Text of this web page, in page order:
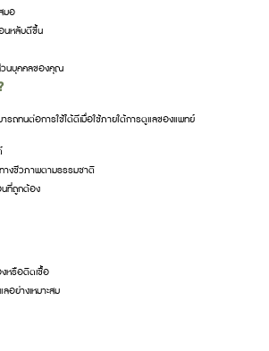
มอ
นหลับดีขึ้น
นบุคคลของคุณ
รถทนต่อการใช้ได้ดีเมื่อใช้ภายใต้การดูแลของแพทย์
างชีวภาพตามธรรมชาติ
ที่ถูกต้อง
งหรือติดเชื้อ
อย่างเหมาะสม